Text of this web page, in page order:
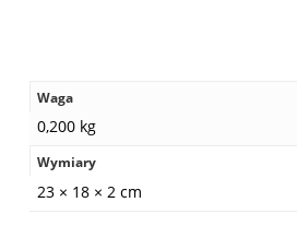
Waga
0,200 kg
Wymiary
23 × 18 × 2 cm